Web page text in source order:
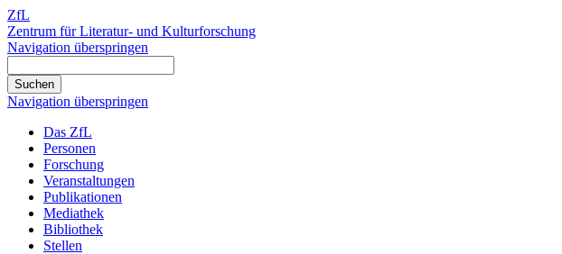
ZfL
Zentrum für Literatur- und Kulturforschung
Navigation überspringen
Navigation überspringen
Das ZfL
Personen
Forschung
Veranstaltungen
Publikationen
Mediathek
Bibliothek
Stellen